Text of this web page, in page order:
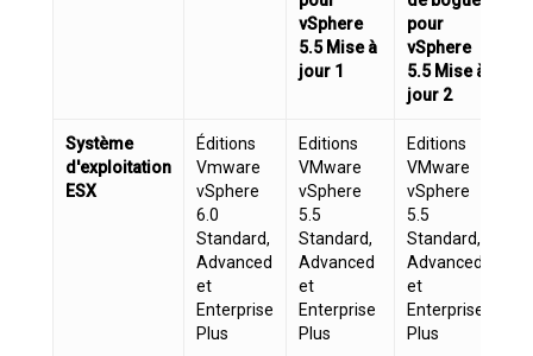
vSphere
5.5 Mise à
jour 1
pour
vSphere
5.5 Mise à
jour 2
Système
d'exploitation
ESX
Éditions
Vmware
vSphere
6.0
Standard,
Advanced
et
Enterprise
Plus
Editions
VMware
vSphere
5.5
Standard,
Advanced
et
Enterprise
Plus
Editions
VMware
vSphere
5.5
Standard,
Advanced
et
Enterprise
Plus